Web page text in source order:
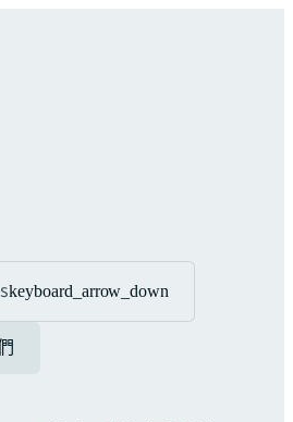
keyboard_arrow_down